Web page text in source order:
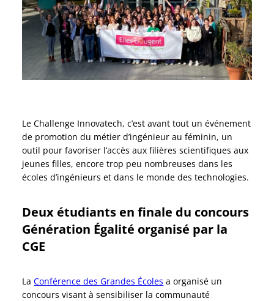
Le Challenge Innovatech, c’est avant tout un événement
de promotion du métier d’ingénieur au féminin, un
outil pour favoriser l’accès aux filières scientifiques aux
jeunes filles, encore trop peu nombreuses dans les
écoles d’ingénieurs et dans le monde des technologies.
Deux étudiants en finale du concours
Génération Égalité organisé par la
CGE
LaConférence des Grandes Écoles a organisé un
concours visant à sensibiliser la communauté